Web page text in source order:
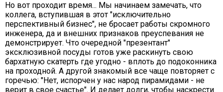
Но вот проходит время... Мы начинаем замечать, что
коллега, вступившая в этот "исключительно
перспективный бизнес", не бросает работы скромного
инженера, да и внешних признаков преуспевания не
демонстрирует. Что очередной "презентант"
эксклюзивной посуды готов уже раскинуть свою
бархатную скатерть где угодно - вплоть до подоконника
на проходной. А другой знакомый все чаще повторяет с
горечью: "Нет, испорчен у нас народ пирамидами - не
верит в свое счастье". И делает долги, чтобы наскрести